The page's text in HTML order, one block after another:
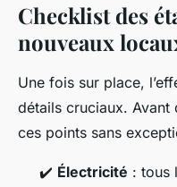
Checklist des
nouveaux
Une fois sur place,
détails cruciaux. Avant
ces points sans
✔️ Électricité : tous